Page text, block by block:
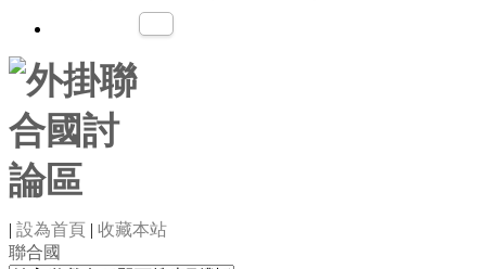
| 設為首頁 | 收藏本站
聯合國